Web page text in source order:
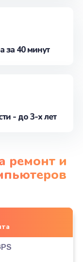
за 40 минут
- до 3-х лет
ремонт и